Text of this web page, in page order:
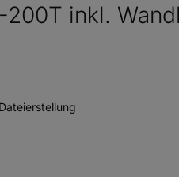
200T inkl.